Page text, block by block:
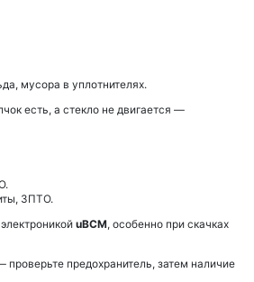
мусора в уплотнителях.
есть, а стекло не двигается —
ЗПТО.
uBCM, особенно при скачках
предохранитель, затем наличие